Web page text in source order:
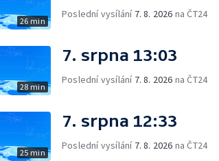
26 min
Poslední vysílání 7. 8. 2026 na ČT24
28 min
7. srpna 13:03
Poslední vysílání 7. 8. 2026 na ČT24
25 min
7. srpna 12:33
Poslední vysílání 7. 8. 2026 na ČT24